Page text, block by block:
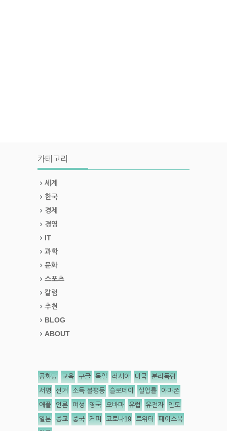
카테고리
세계
한국
경제
경영
IT
과학
문화
스포츠
칼럼
추천
BLOG
ABOUT
공화당 교육 구글 독일 러시아 미국 분리독립
서평 선거 소득 불평등 슬로데이 실업률 아마존
애플 언론 여성 영국 오바마 유럽 유전자 인도
일본 종교 중국 커피 코로나19 트위터 페이스북